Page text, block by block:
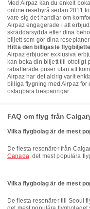
Med Airpaz kan du enkelt
online resebyrå sedan 2011
vare sig det handlar om
Airpaz engagerade i att
skräddarsydda efter dina
biljett som gör dina
Hitta den billigaste
Airpaz erbjuder exklusiva
kan boka din biljett till otroligt
rabatterade priser utan att
Airpaz har det aldrig varit
billiga flygning med Airpaz
oslagbara besparingar.
FAQ om flyg från
Vilka flygbolag är de mest
De flesta resenärer från
Canada, det mest populära
Vilka flygbolag är de mest
De flesta resenärer till Seoul